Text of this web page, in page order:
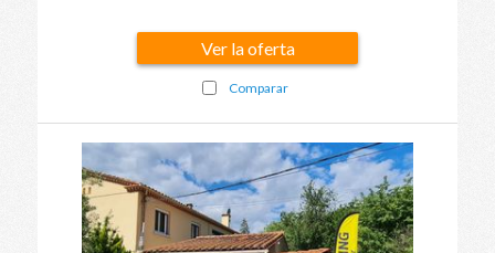
Ver la oferta
Comparar